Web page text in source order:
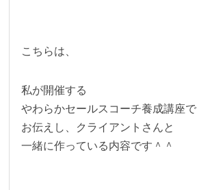
こちらは、
私が開催する
やわらかセールスコーチ養成講座で
お伝えし、クライアントさんと
一緒に作っている内容です＾＾